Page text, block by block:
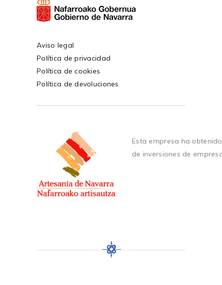
Aviso legal
Política de privacidad
Política de cookies
Política de devoluciones
Esta empresa ha
de inversiones de